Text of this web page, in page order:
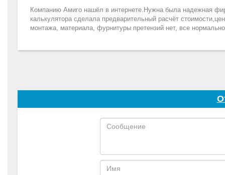
Компанию Амиго нашёл в интернете.Нужна была надежная
калькулятора сделала предварительный расчёт
монтажа, материала, фурнитуры претензий нет, все